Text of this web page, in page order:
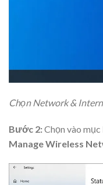
Chọn Network &
Bước 2:Chọn vào mục
Manage Wireless